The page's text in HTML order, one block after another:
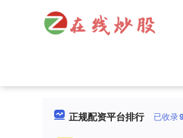
正规配资平台排行 已收录